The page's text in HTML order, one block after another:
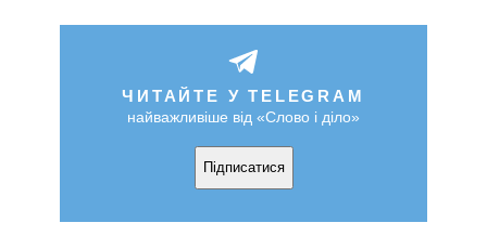
ЧИТАЙТЕ У TELEGRAM
найважливіше від «Слово і діло»
Підписатися